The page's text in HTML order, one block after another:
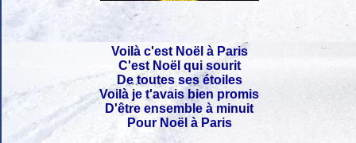
Voilà c'est Noël à Paris
C'est Noël qui sourit
De toutes ses étoiles
Voilà je t'avais bien promis
D'être ensemble à minuit
Pour Noël à Paris